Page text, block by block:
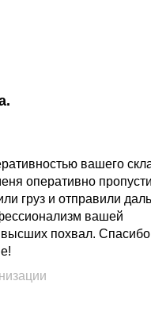
вашего
оперативно
груз и отправили
вашей
похвал. Спасибо